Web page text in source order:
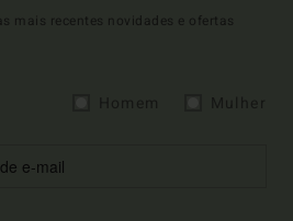
mais recentes novidades e ofertas